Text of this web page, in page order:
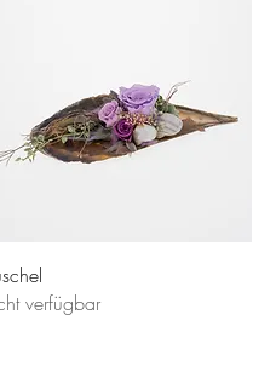
verfügbar